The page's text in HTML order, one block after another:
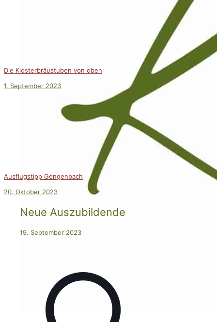
Die Klosterbräustuben von oben
1. September 2023
Ausflugstipp Gengenbach
20. Oktober 2023
Neue Auszubildende
19. September 2023